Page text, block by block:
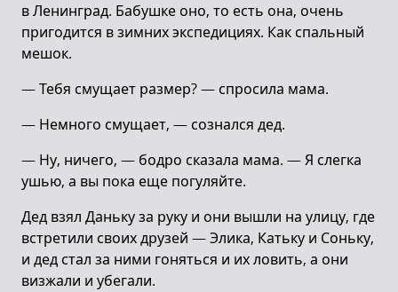
в Ленинград. Бабушке оно, то есть она, очень
пригодится в зимних экспедициях. Как спальный
мешок.
— Тебя смущает размер? — спросила мама.
— Немного смущает, — сознался дед.
— Ну, ничего, — бодро сказала мама. — Я слегка
ушью, а вы пока еще погуляйте.
Дед взял Даньку за руку и они вышли на улицу, где
встретили своих друзей — Элика, Катьку и Соньку,
и дед стал за ними гоняться и их ловить, а они
визжали и убегали.